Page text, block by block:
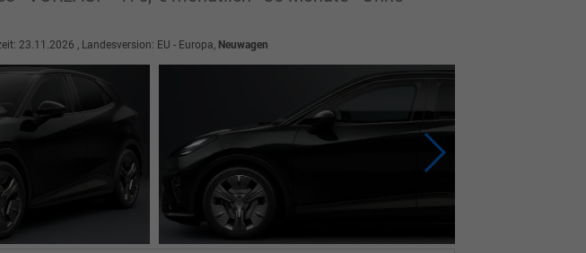
23.11.2026 , Landesversion: EU - Europa, Neuwagen